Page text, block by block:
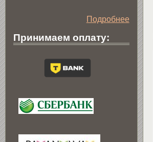
Подробнее
Принимаем оплату: